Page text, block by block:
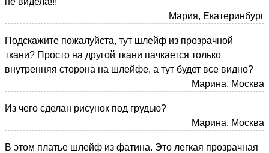
Мария, Екатеринбург
Подскажите пожалуйста, тут шлейф из прозрачной
ткани? Просто на другой ткани пачкается только
внутренняя сторона на шлейфе, а тут будет все видно?
Марина, Москва
Из чего сделан рисунок под грудью?
Марина, Москва
В этом платье шлейф из фатина. Это легкая прозрачная